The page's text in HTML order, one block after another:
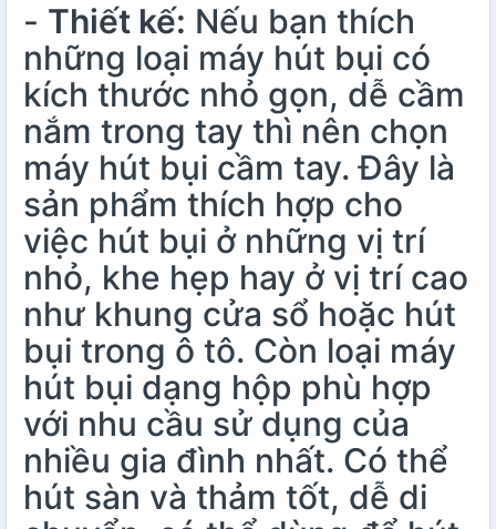
- Thiết kế: Nếu bạn thích
những loại máy hút bụi có
kích thước nhỏ gọn, dễ cầm
nắm trong tay thì nên chọn
máy hút bụi cầm tay. Đây là
sản phẩm thích hợp cho
việc hút bụi ở những vị trí
nhỏ, khe hẹp hay ở vị trí cao
như khung cửa sổ hoặc hút
bụi trong ô tô. Còn loại máy
hút bụi dạng hộp phù hợp
với nhu cầu sử dụng của
nhiều gia đình nhất. Có thể
hút sàn và thảm tốt, dễ di